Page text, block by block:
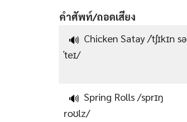
คำศัพท์/ถอดเสียง
🔊 Chicken Satay /ˈtʃɪkɪn sə
ˈteɪ/
🔊 Spring Rolls /sprɪŋ
roʊlz/